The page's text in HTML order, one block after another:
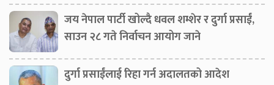
जय नेपाल पार्टी खोल्दै धवल शम्शेर र दुर्गा प्रसाईं,
साउन २८ गते निर्वाचन आयोग जाने
दुर्गा प्रसाईंलाई रिहा गर्न अदालतको आदेश